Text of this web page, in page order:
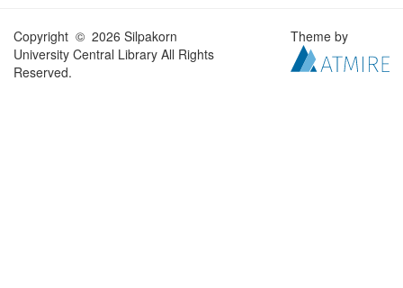
Copyright © 2026 Silpakorn
University Central Library All Rights
Reserved.
Theme by